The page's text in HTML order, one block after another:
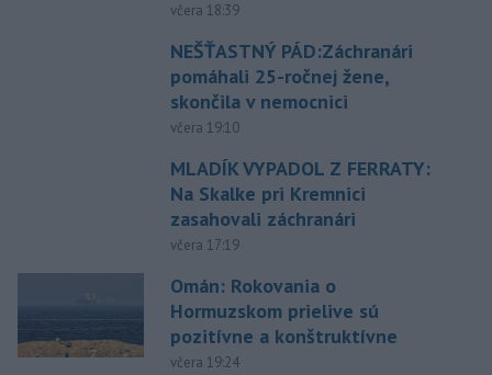
včera 18:39
NEŠŤASTNÝ PÁD:Záchranári
pomáhali 25-ročnej žene,
skončila v nemocnici
včera 19:10
MLADÍK VYPADOL Z FERRATY:
Na Skalke pri Kremnici
zasahovali záchranári
včera 17:19
Omán: Rokovania o
Hormuzskom prielive sú
pozitívne a konštruktívne
včera 19:24